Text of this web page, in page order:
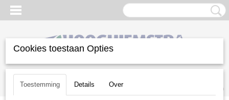
Inloggen Registreren
(0)
Cookies toestaan Opties
Toestemming Details Over